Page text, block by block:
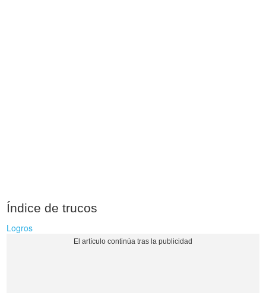
Índice de trucos
Logros